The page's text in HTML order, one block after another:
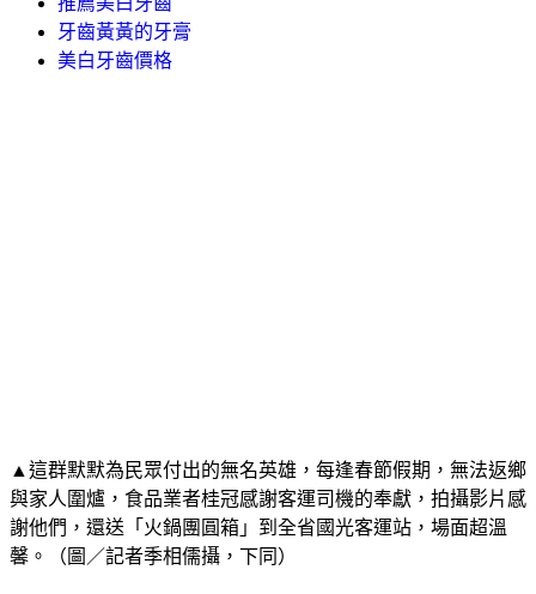
牙齒黃黃的牙膏
美白牙齒價格
▲這群默默為民眾付出的無名英雄，每逢春節假期，無法返鄉
與家人圍爐，食品業者桂冠感謝客運司機的奉獻，拍攝影片感
謝他們，還送「火鍋團圓箱」到全省國光客運站，場面超溫
馨。（圖／記者季相儒攝，下同）